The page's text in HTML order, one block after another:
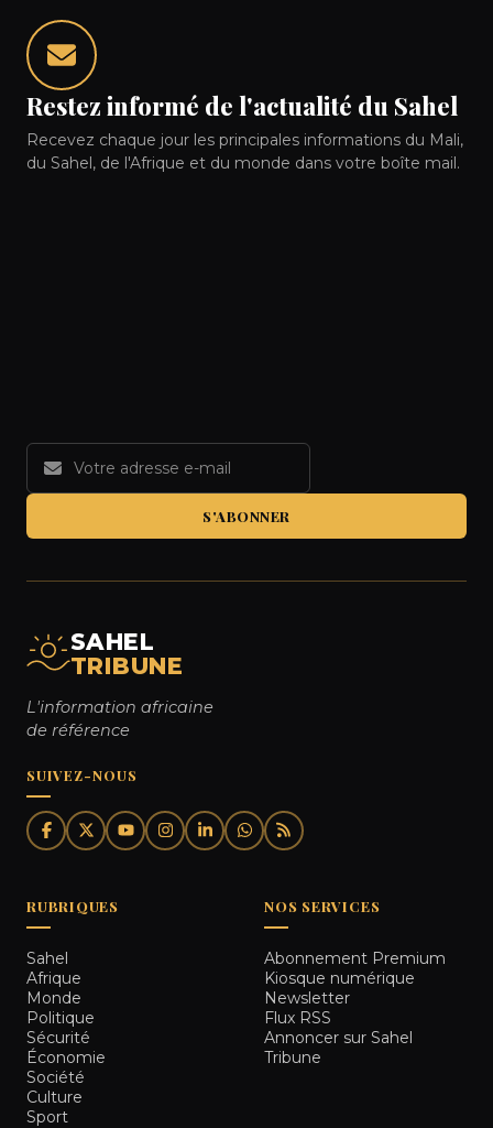
Restez informé de l'actualité du Sahel
Recevez chaque jour les principales informations du Mali,
du Sahel, de l'Afrique et du monde dans votre boîte mail.
S'ABONNER
SAHEL
TRIBUNE
L'information africaine
de référence
SUIVEZ-NOUS
RUBRIQUES
Sahel
Afrique
Monde
Politique
Sécurité
Économie
Société
Culture
Sport
NOS SERVICES
Abonnement Premium
Kiosque numérique
Newsletter
Flux RSS
Annoncer sur Sahel
Tribune